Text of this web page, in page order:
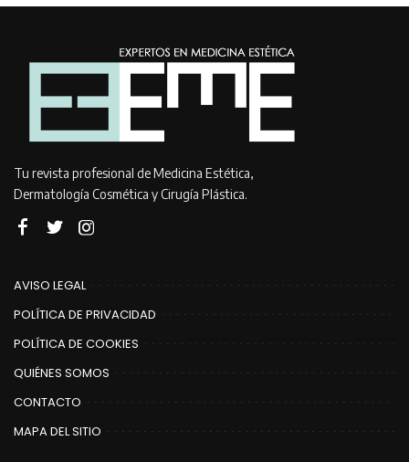
Tu revista profesional de Medicina Estética,
Dermatología Cosmética y Cirugía Plástica.
AVISO LEGAL
POLÍTICA DE PRIVACIDAD
POLÍTICA DE COOKIES
QUIÉNES SOMOS
CONTACTO
MAPA DEL SITIO